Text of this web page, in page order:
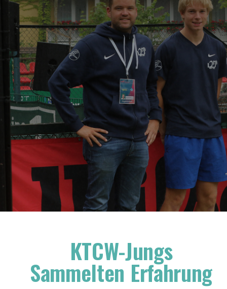
KTCW-Jungs
Sammelten Erfahrung